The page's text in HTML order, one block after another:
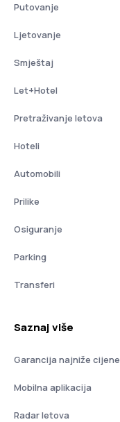
Putovanje
Ljetovanje
Smještaj
Let+Hotel
Pretraživanje letova
Hoteli
Automobili
Prilike
Osiguranje
Parking
Transferi
Saznaj više
Garancija najniže cijene
Mobilna aplikacija
Radar letova